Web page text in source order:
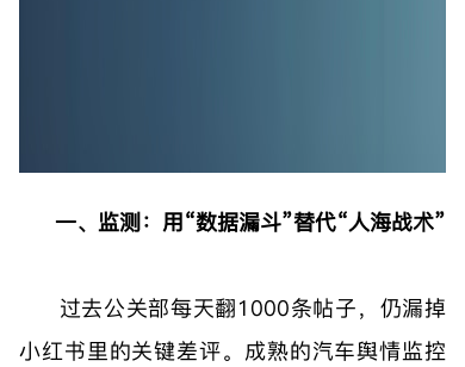
一、监测：用“数据漏斗”替代“人海战术”
过去公关部每天翻1000条帖子，仍漏掉
小红书里的关键差评。成熟的汽车舆情监控